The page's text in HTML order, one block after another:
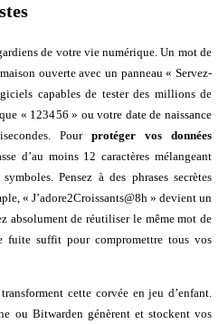
de votre vie numérique. Un mot de
ouverte avec un panneau « Servez-
capables de tester des millions de
« 123456 » ou votre date de naissance
Pour protéger vos données
d’au moins 12 caractères mélangeant
Pensez à des phrases secrètes
« J’adore2Croissants@8h » devient un
absolument de réutiliser le même mot de
fuite suffit pour compromettre tous vos
cette corvée en jeu d’enfant.
ou Bitwarden génèrent et stockent vos